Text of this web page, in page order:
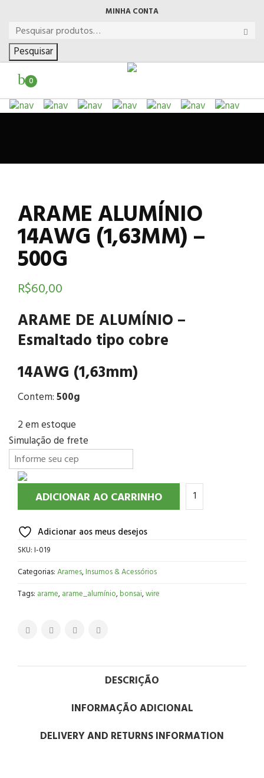
MINHA CONTA
Pesquisar
0
ARAME ALUMÍNIO
14AWG (1,63MM) –
500G
R$60,00
ARAME DE ALUMÍNIO –
Esmaltado tipo cobre
14AWG (1,63mm)
Contem:500g
2 em estoque
Simulação de frete
ADICIONAR AO CARRINHO
Adicionar aos meus desejos
SKU:I-019
Categorias:Arames,Insumos & Acessórios
Tags: arame,arame_alumínio,bonsai,wire
DESCRIÇÃO
INFORMAÇÃO ADICIONAL
DELIVERY AND RETURNS INFORMATION